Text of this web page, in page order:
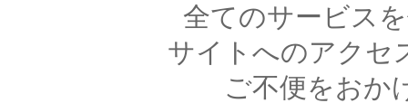
全てのサービス
サイトへのアクセ
ご不便をおか